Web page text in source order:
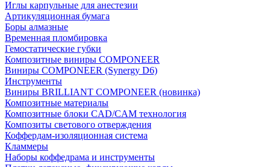
Иглы карпульные для анестезии
Артикуляционная бумага
Боры алмазные
Временная пломбировка
Гемостатические губки
Композитные виниры COMPONEER
Виниры COMPONEER (Synergy D6)
Инструменты
Виниры BRILLIANT COMPONEER (новинка)
Композитные материалы
Композитные блоки CAD/СAM технология
Композиты светового отверждения
Коффердам-изоляционная система
Кламмеры
Наборы коффедрама и инструменты